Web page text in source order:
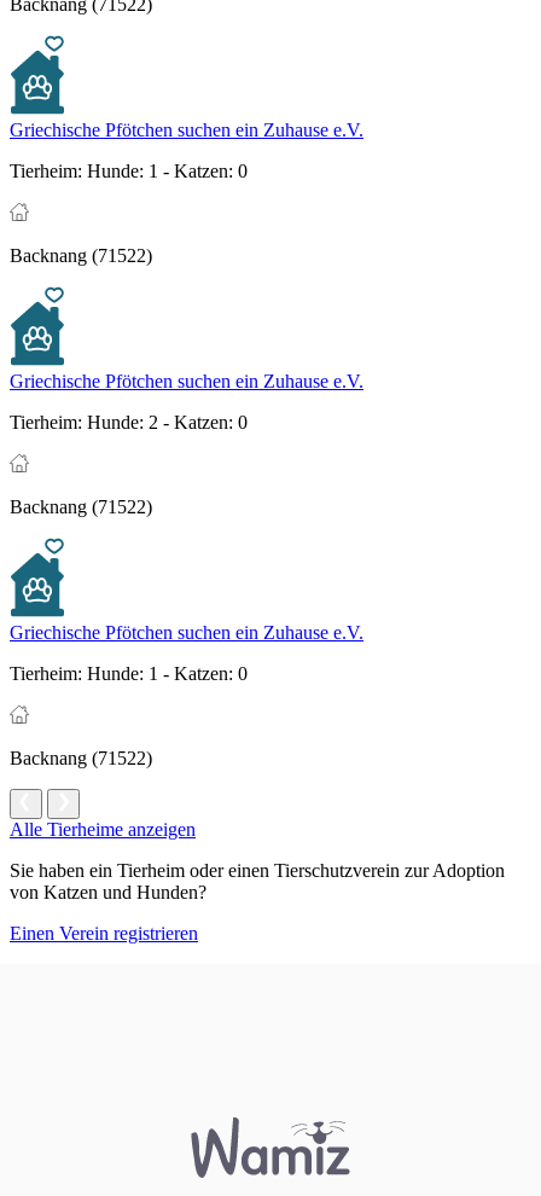
Backnang (71522)
Griechische Pfötchen suchen ein Zuhause e.V.
Tierheim: Hunde: 1 - Katzen: 0
Backnang (71522)
Griechische Pfötchen suchen ein Zuhause e.V.
Tierheim: Hunde: 2 - Katzen: 0
Backnang (71522)
Griechische Pfötchen suchen ein Zuhause e.V.
Tierheim: Hunde: 1 - Katzen: 0
Backnang (71522)
Alle Tierheime anzeigen
Sie haben ein Tierheim oder einen Tierschutzverein zur Adoption
von Katzen und Hunden?
Einen Verein registrieren